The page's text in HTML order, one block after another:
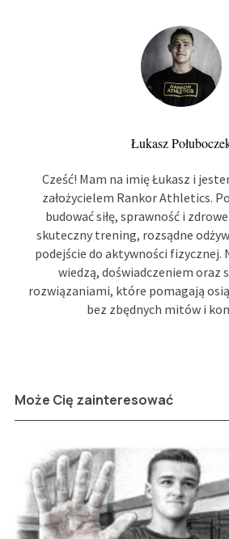
Łukasz
Cześć! Mam na imię Łukasz i
założycielem Rankor Athletics.
budować siłę, sprawność i
skuteczny trening, rozsądne
podejście do aktywności fizycznej.
wiedzą, doświadczeniem oraz
rozwiązaniami, które pomagają
bez zbędnych mitów i
Może Cię zainteresować